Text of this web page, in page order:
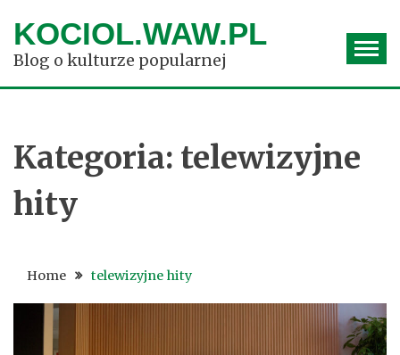
content
KOCIOL.WAW.PL
Blog o kulturze popularnej
Kategoria: telewizyjne
hity
Home telewizyjne hity